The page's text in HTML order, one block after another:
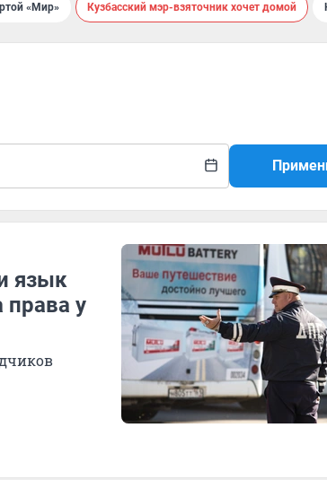
«Мир» Кузбасский мэр-взяточник хочет домой
язык
у